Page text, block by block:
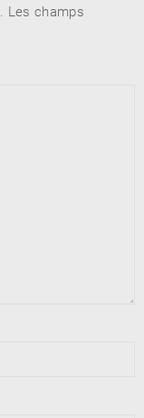
Les champs